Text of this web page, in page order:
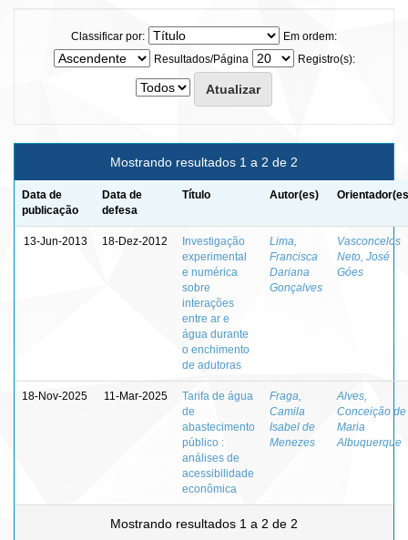
Classificar por:
Em ordem:
Resultados/Página
Registro(s):
Mostrando resultados 1 a 2 de 2
Data de
publicação
Data de
defesa
Título Autor(es)
13-Jun-2013 18-Dez-2012
Investigação
experimental
e numérica
sobre
interações
entre ar e
água durante
o enchimento
de adutoras
Lima,
Francisca
Dariana
Gonçalves
Vasconcelos
Neto, José
Góes
18-Nov-2025 11-Mar-2025
Tarifa de água
de
abastecimento
público :
análises de
acessibilidade
econômica
Fraga,
Camila
Isabel de
Menezes
Alves,
Conceição de
Maria
Albuquerque
Mostrando resultados 1 a 2 de 2